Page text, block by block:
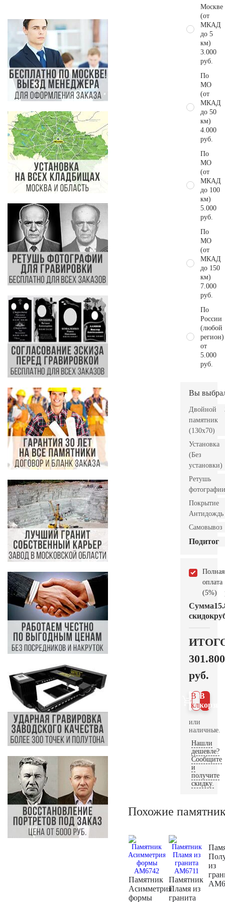
Москве
(от
МКАД
до 5
км)
3.000
руб.
По
МО
(от
МКАД
до 50
км)
4.000
руб.
По
МО
(от
МКАД
до 100
км)
5.000
руб.
По
МО
(от
МКАД
до 150
км)
7.000
руб.
По
России
(любой
регион)
от
5.000
руб.
Вы
Двойной
памятник
(130х70)
Установка
(Без
установки)
Ретушь
фотографии
Покрытие
Антидождь
Самовывоз
Подитог
Полная
оплата
(5%)
Сумма
скидок
301.800
руб.
В
В 1
клик
или
наличные.
Нашли
дешевле?
Сообщите
и
получите
скидку.
Похожие
Памятник
Асимметрия
формы
Памятник
Пламя из
гранита
из